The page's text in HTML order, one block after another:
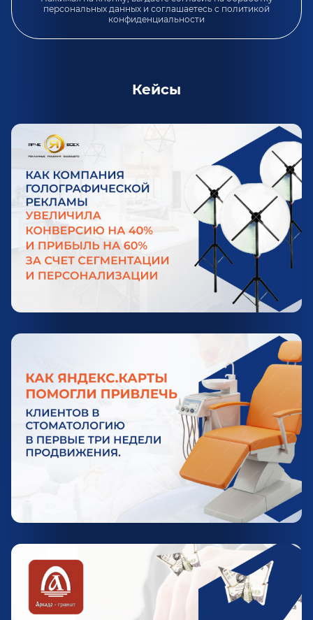
персональных данных и соглашаетесь c политикой
конфиденциальности
Кейсы